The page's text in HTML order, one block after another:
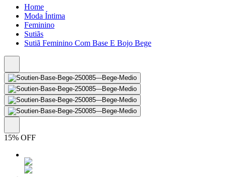
Home
Moda Íntima
Feminino
Sutiãs
Sutiã Feminino Com Base E Bojo Bege
15% OFF